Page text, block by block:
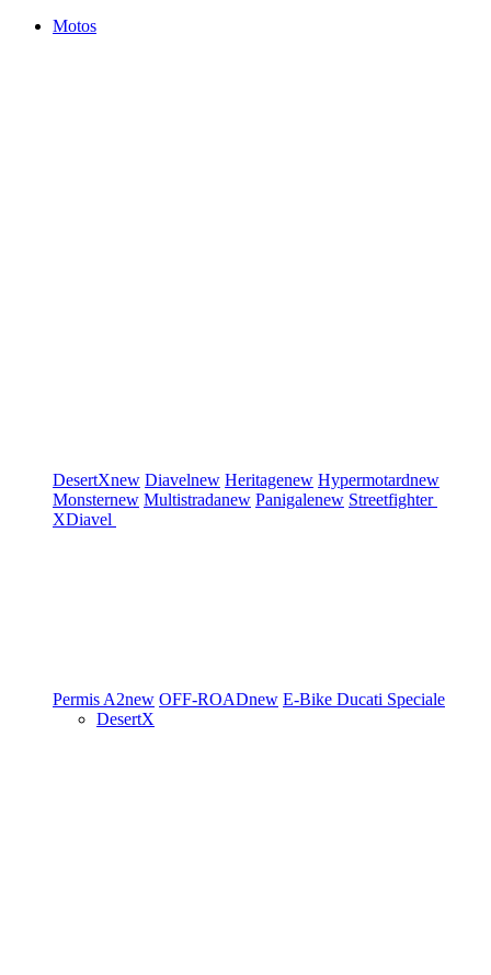
Motos
DesertXnew Diavelnew Heritagenew Hypermotardnew
Monsternew Multistradanew Panigalenew Streetfighter
XDiavel
Permis A2new OFF-ROADnew E-Bike Ducati Speciale
DesertX